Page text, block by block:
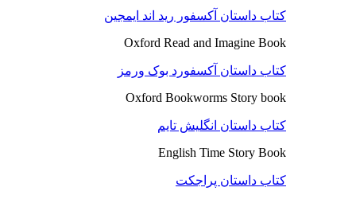
کتاب داستان آکسفور رید اند ایمجین
Oxford Read and Imagine Book
کتاب داستان آکسفورد بوک ورمز
Oxford Bookworms Story book
کتاب داستان انگلیش تایم
English Time Story Book
کتاب داستان پراجکت